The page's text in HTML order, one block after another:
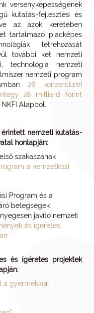
versenyképességének
kutatás-fejlesztési és
az azok keretében
tartalmazó piacképes
létrehozását
további két nemzeti
technológia nemzeti
nemzeti program
26 konzorciumi
28 milliárd forint
Alapból.
nemzeti kutatás-
honlapján:
szakaszának
a nemzetközi
Program és a
betegségek
javító nemzeti
és ígéretes
és ígéretes projektek
a gyermekkori